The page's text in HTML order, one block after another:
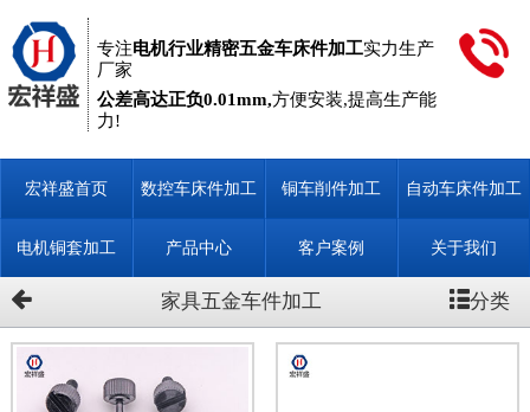
专注电机行业精密五金车床件加工实力生产
厂家
公差高达正负0.01mm,方便安装,提高生产能
力!
宏祥盛首页 数控车床件加工
定制
铜车削件加工 自动车床件加工
电机铜套加工 产品中心 客户案例 关于我们
家具五金车件加工 分类